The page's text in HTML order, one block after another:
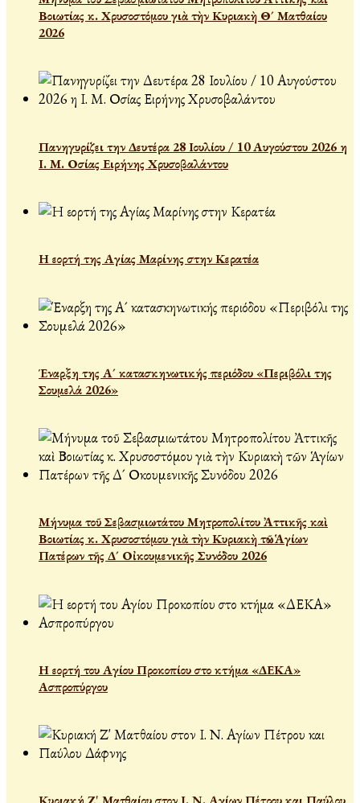
Βοιωτίας κ. Χρυσοστόμου γιὰ τὴν Κυριακὴ Θ´ Ματθαίου
2026
Πανηγυρίζει την Δευτέρα 28 Ιουλίου / 10 Αυγούστου 2026 η
Ι. Μ. Οσίας Ειρήνης Χρυσοβαλάντου
Η εορτή της Αγίας Μαρίνης στην Κερατέα
Έναρξη της Α´ κατασκηνωτικής περιόδου «Περιβόλι της
Σουμελά 2026»
Μήνυμα τοῦ Σεβασμιωτάτου Μητροπολίτου Ἀττικῆς καὶ
Βοιωτίας κ. Χρυσοστόμου γιὰ τὴν Κυριακὴ τῶν Ἁγίων
Πατέρων τῆς Δ´ Οἰκουμενικῆς Συνόδου 2026
Η εορτή του Αγίου Προκοπίου στο κτήμα «ΔΕΚΑ»
Ασπροπύργου